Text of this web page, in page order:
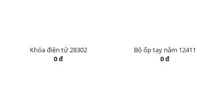
Khóa điện tử 28302
0 đ
Bộ ốp tay nắm 12411
0 đ